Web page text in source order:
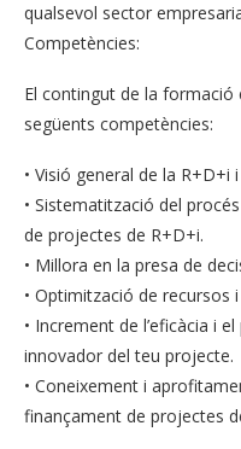
qualsevol sector
Competències:
El contingut de la
següents competències:
• Visió general de la R+D+i
• Sistematització del
de projectes de R+D+i.
• Millora en la presa de
• Optimització de recursos
• Increment de l’eficàcia i
innovador del teu projecte.
• Coneixement i
finançament de projectes